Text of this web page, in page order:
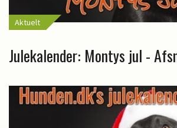
Aktuelt
Julekalender: Montys jul -